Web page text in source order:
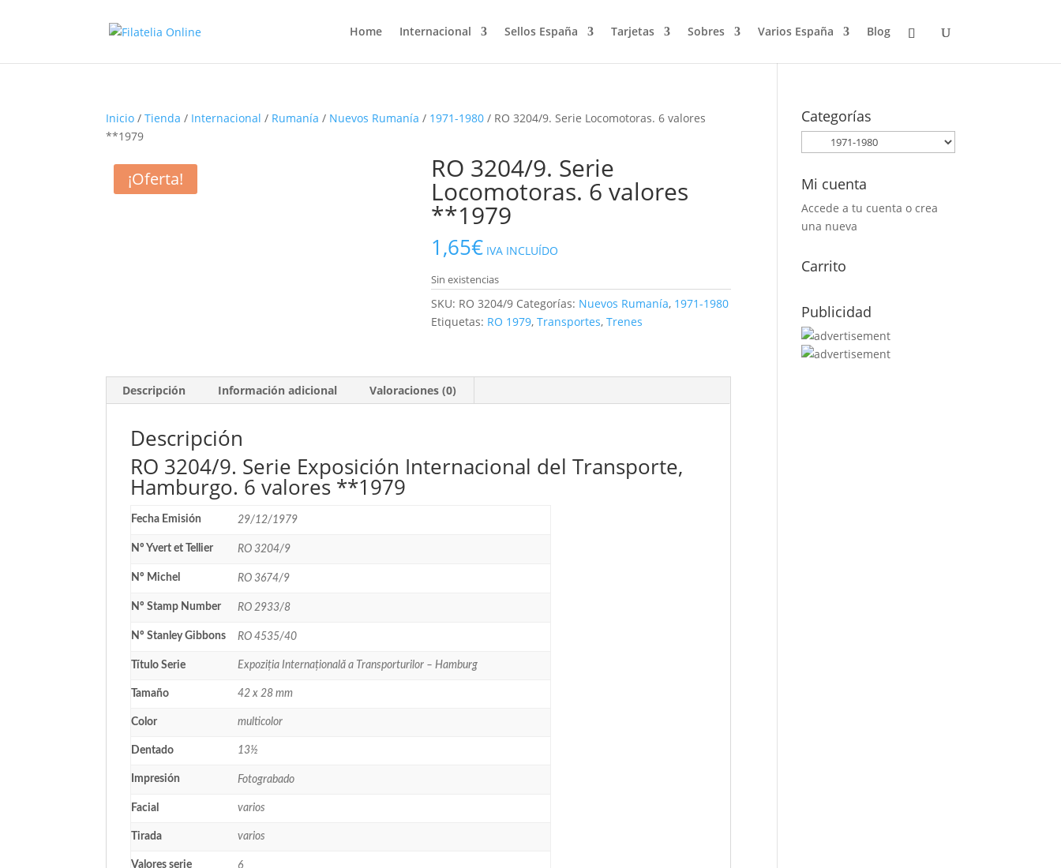
Home Internacional Sellos España Tarjetas Sobres Varios España Blog
Inicio /Tienda / Internacional / Rumanía / Nuevos Rumanía / 1971-1980 / RO 3204/9. Serie Locomotoras. 6 valores
**1979
RO 3204/9. Serie
Locomotoras. 6 valores
**1979
1,65€ IVA INCLUÍDO
Sin existencias
SKU: RO 3204/9 Categorías: Nuevos Rumanía, 1971-1980
Etiquetas: RO 1979,Transportes,Trenes
Descripción Información adicional Valoraciones (0)
Descripción
RO 3204/9. Serie Exposición Internacional del Transporte,
Hamburgo. 6 valores **1979
Fecha Emisión 29/12/1979
Nº Yvert et Tellier RO 3204/9
Nº Michel RO 3674/9
Nº Stamp Number RO 2933/8
Nº Stanley Gibbons RO 4535/40
Título Serie Expoziția Internațională a Transporturilor – Hamburg
Tamaño 42 x 28 mm
Color multicolor
Dentado 13½
Impresión Fotograbado
Facial varios
Tirada varios
Valores serie 6
¡Oferta!
Categorías
Mi cuenta
Accede a tu cuenta o crea
una nueva
Carrito
Publicidad